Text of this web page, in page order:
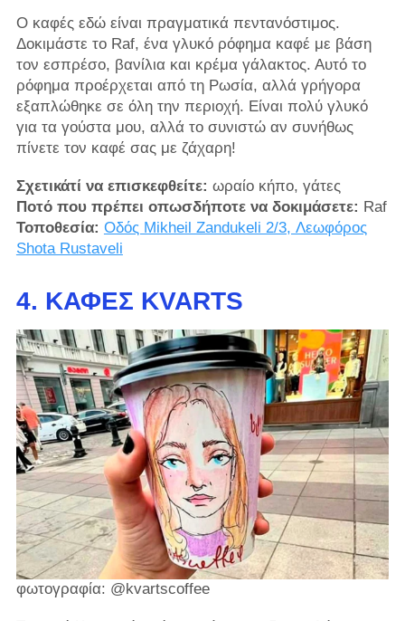
Ο καφές εδώ είναι πραγματικά πεντανόστιμος.
Δοκιμάστε το Raf, ένα γλυκό ρόφημα καφέ με βάση
τον εσπρέσο, βανίλια και κρέμα γάλακτος. Αυτό το
ρόφημα προέρχεται από τη Ρωσία, αλλά γρήγορα
εξαπλώθηκε σε όλη την περιοχή. Είναι πολύ γλυκό
για τα γούστα μου, αλλά το συνιστώ αν συνήθως
πίνετε τον καφέ σας με ζάχαρη!
Σχετικάτί να επισκεφθείτε: ωραίο κήπο, γάτες
Ποτό που πρέπει οπωσδήποτε να δοκιμάσετε: Raf
Τοποθεσία: Οδός Mikheil Zandukeli 2/3, Λεωφόρος
Shota Rustaveli
4. ΚΑΦΈΣ KVARTS
φωτογραφία: @kvartscoffee